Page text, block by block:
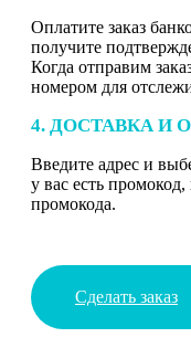
Оплатите заказ
получите
Когда отправим
номером для
4. ДОСТАВКА И
Введите адрес и
у вас есть
промокода.
Сделать заказ